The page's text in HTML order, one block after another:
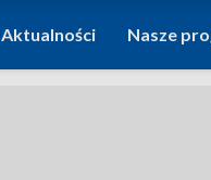
Aktualności Nasze